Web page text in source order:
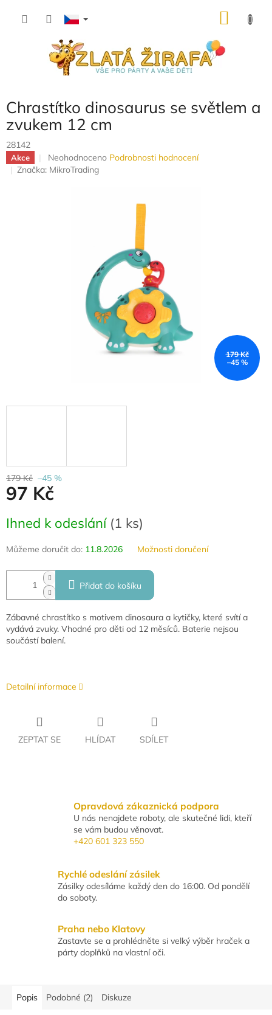
Chrastítko dinosaurus se světlem a
zvukem 12 cm
28142
Akce
Průměrné
hodnocení
Neohodnoceno Podrobnosti hodnocení
Značka: MikroTrading
179 Kč
–45 %
179 Kč –45 %
97 Kč
cena:
Ihned k odeslání (1 ks)
Můžeme doručit do: 11.8.2026 Možnosti doručení
Přidat do košíku
Zábavné chrastítko s motivem dinosaura a kytičky, které svítí a
vydává zvuky. Vhodné pro děti od 12 měsíců. Baterie nejsou
součástí balení.
Detailní informace
ZEPTAT SE HLÍDAT SDÍLET
Opravdová zákaznická podpora
U nás nenajdete roboty, ale skutečné lidi, kteří
se vám budou věnovat.
+420 601 323 550
Rychlé odeslání zásilek
Zásilky odesíláme každý den do 16:00. Od pondělí
do soboty.
Praha nebo Klatovy
Zastavte se a prohlédněte si velký výběr hraček a
párty doplňků na vlastní oči.
Popis Podobné (2) Diskuze